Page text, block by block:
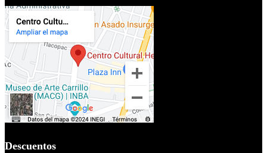
Descuentos